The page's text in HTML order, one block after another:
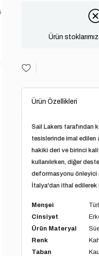
Ürün
Ürün Özellikleri
Sail Lakers tarafından
tesislerinde imal edilen
hakiki deri ve birinci
kullanılırken, diğer
deformasyonu önleyici
İtalya'dan ithal edilerek
Menşei
Cinsiyet
Ürün Materyal
Renk
Taban